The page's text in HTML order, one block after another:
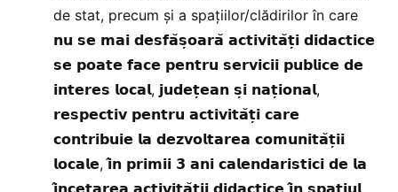
de stat, precum și a spațiilor/clădirilor în care
𝗻𝘂 𝘀𝗲 𝗺𝗮𝗶 𝗱𝗲𝘀𝗳𝗮̆𝘀̦𝗼𝗮𝗿𝗮̆ 𝗮𝗰𝘁𝗶𝘃𝗶𝘁𝗮̆𝘁̦𝗶 𝗱𝗶𝗱𝗮𝗰𝘁𝗶𝗰𝗲
𝘀𝗲 𝗽𝗼𝗮𝘁𝗲 𝗳𝗮𝗰𝗲 𝗽𝗲𝗻𝘁𝗿𝘂 𝘀𝗲𝗿𝘃𝗶𝗰𝗶𝗶 𝗽𝘂𝗯𝗹𝗶𝗰𝗲 𝗱𝗲
𝗶𝗻𝘁𝗲𝗿𝗲𝘀 𝗹𝗼𝗰𝗮𝗹, 𝗷𝘂𝗱𝗲𝘁̦𝗲𝗮𝗻 𝘀̦𝗶 𝗻𝗮𝘁̦𝗶𝗼𝗻𝗮𝗹,
𝗿𝗲𝘀𝗽𝗲𝗰𝘁𝗶𝘃 𝗽𝗲𝗻𝘁𝗿𝘂 𝗮𝗰𝘁𝗶𝘃𝗶𝘁𝗮̆𝘁̦𝗶 𝗰𝗮𝗿𝗲
𝗰𝗼𝗻𝘁𝗿𝗶𝗯𝘂𝗶𝗲 𝗹𝗮 𝗱𝗲𝘇𝘃𝗼𝗹𝘁𝗮𝗿𝗲𝗮 𝗰𝗼𝗺𝘂𝗻𝗶𝘁𝗮̆𝘁̦𝗶𝗶
𝗹𝗼𝗰𝗮𝗹𝗲, 𝗶̂𝗻 𝗽𝗿𝗶𝗺𝗶𝗶 𝟯 𝗮𝗻𝗶 𝗰𝗮𝗹𝗲𝗻𝗱𝗮𝗿𝗶𝘀𝘁𝗶𝗰𝗶 𝗱𝗲 𝗹𝗮
𝗶̂𝗻𝗰𝗲𝘁𝗮𝗿𝗲𝗮 𝗮𝗰𝘁𝗶𝘃𝗶𝘁𝗮̆𝘁̦𝗶𝗶 𝗱𝗶𝗱𝗮𝗰𝘁𝗶𝗰𝗲 𝗶̂𝗻 𝘀𝗽𝗮𝘁̦𝗶𝘂𝗹